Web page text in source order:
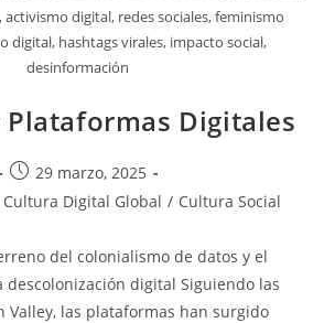
digital, redes sociales, feminismo
digital, hashtags virales, impacto social,
desinformación
Digitales
Entrada
publicada:
29 marzo, 2025
Cultura Digital Global / Cultura Social
del colonialismo de datos y el
descolonización digital Siguiendo las
Valley, las plataformas han surgido